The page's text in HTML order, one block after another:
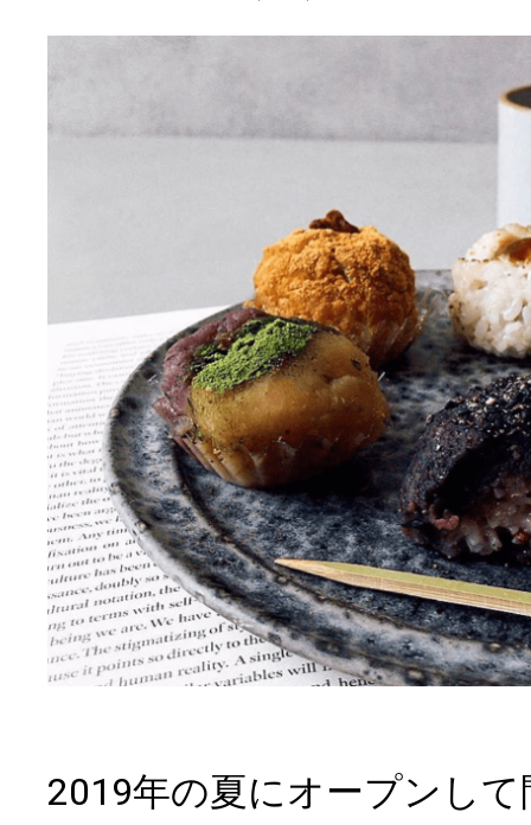
2019年の夏にオープンして